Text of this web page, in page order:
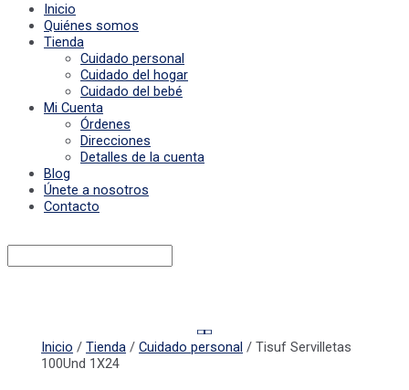
Inicio
Quiénes somos
Tienda
Cuidado personal
Cuidado del hogar
Cuidado del bebé
Mi Cuenta
Órdenes
Direcciones
Detalles de la cuenta
Blog
Únete a nosotros
Contacto
Inicio /Tienda /Cuidado personal / Tisuf Servilletas
100Und 1X24